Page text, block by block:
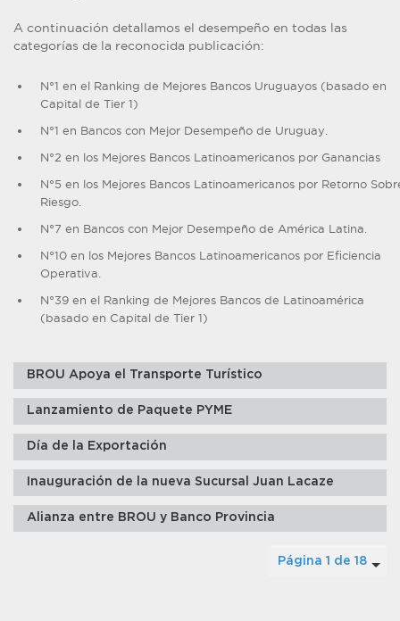
A continuación detallamos el desempeño en todas las
categorías de la reconocida publicación:
N°1 en el Ranking de Mejores Bancos Uruguayos (basado en
Capital de Tier 1)
N°1 en Bancos con Mejor Desempeño de Uruguay.
N°2 en los Mejores Bancos Latinoamericanos por Ganancias
N°5 en los Mejores Bancos Latinoamericanos por Retorno
Riesgo.
N°7 en Bancos con Mejor Desempeño de América Latina.
N°10 en los Mejores Bancos Latinoamericanos por Eficiencia
Operativa.
N°39 en el Ranking de Mejores Bancos de Latinoamérica
(basado en Capital de Tier 1)
BROU Apoya el Transporte Turístico
Lanzamiento de Paquete PYME
Día de la Exportación
Inauguración de la nueva Sucursal Juan Lacaze
Alianza entre BROU y Banco Provincia
Página 1 de 18